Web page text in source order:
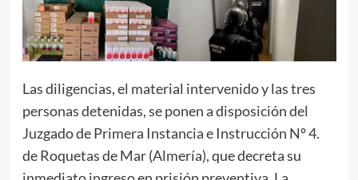
Las diligencias, el material intervenido y las tres
personas detenidas, se ponen a disposición del
Juzgado de Primera Instancia e Instrucción Nº 4.
de Roquetas de Mar (Almería), que decreta su